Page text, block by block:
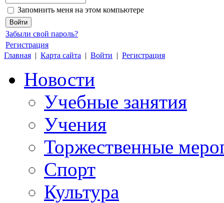
Запомнить меня на этом компьютере
Забыли свой пароль?
Регистрация
Главная | Карта сайта | Войти | Регистрация
Новости
Учебные занятия
Учения
Торжественные
Спорт
Культура